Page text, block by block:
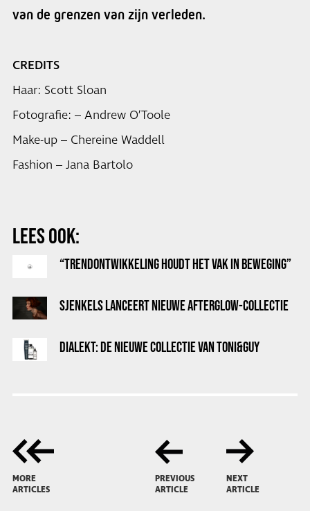
van de grenzen van zijn verleden.
CREDITS
Haar: Scott Sloan
Fotografie: – Andrew O’Toole
Make-up – Chereine Waddell
Fashion – Jana Bartolo
LEES OOK:
“TRENDONTWIKKELING HOUDT HET VAK IN BEWEGING”
SJENKELS LANCEERT NIEUWE AFTERGLOW-COLLECTIE
DIALEKT: DE NIEUWE COLLECTIE VAN TONI&GUY
MORE
ARTICLES
PREVIOUS
ARTICLE
NEXT
ARTICLE